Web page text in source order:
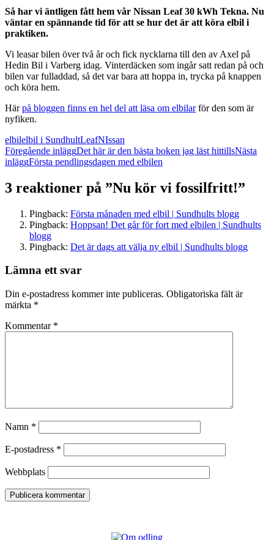
Så har vi äntligen fått hem vår Nissan Leaf 30 kWh Tekna. Nu
väntar en spännande tid för att se hur det är att köra elbil i
praktiken.
Vi leasar bilen över två år och fick nycklarna till den av Axel på
Hedin Bil i Varberg idag. Vinterdäcken som ingår satt redan på och
bilen var fulladdad, så det var bara att hoppa in, trycka på knappen
och köra hem.
Härpå bloggen finns en hel del att läsa om elbilarför den som är
nyfiken.
elbilelbil i SundhultLeafNIssan
Inläggsnavigering
Föregående inläggDet här är den bästa boken jag läst hittillsNästa
inläggFörsta pendlingsdagen med elbilen
3 reaktioner på ”Nu kör vi fossilfritt!”
Pingback: Första månaden med elbil | Sundhults blogg
Pingback: Hoppsan! Det går för fort med elbilen | Sundhults
blogg
Pingback: Det är dags att välja ny elbil | Sundhults blogg
Lämna ett svar
Din e-postadress kommer inte publiceras. Obligatoriska fält är
märkta *
Kommentar *
Namn *
E-postadress *
Webbplats